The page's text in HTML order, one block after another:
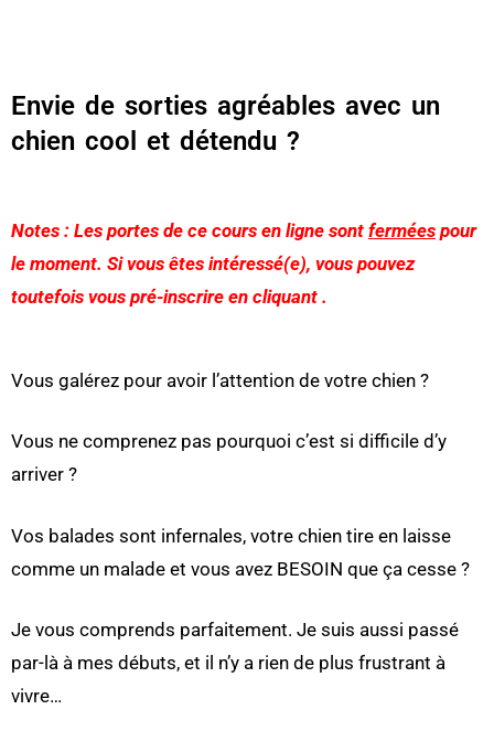
Envie de sorties agréables avec un
chien cool et détendu ?
Notes : Les portes de ce cours en ligne sont fermées pour
le moment. Si vous êtes intéressé(e), vous pouvez
toutefois vous pré-inscrire en cliquant .
Vous galérez pour avoir l’attention de votre chien ?
Vous ne comprenez pas pourquoi c’est si difficile d’y
arriver ?
Vos balades sont infernales, votre chien tire en laisse
comme un malade et vous avez BESOIN que ça cesse ?
Je vous comprends parfaitement. Je suis aussi passé
par-là à mes débuts, et il n’y a rien de plus frustrant à
vivre…